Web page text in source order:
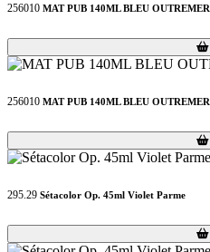
256010 MAT PUB 140ML BLEU OUTREMER
Loading...
Loading...
256010 MAT PUB 140ML BLEU OUTREMER
Loading...
Loading...
295.29 Sétacolor Op. 45ml Violet Parme
Loading...
Loading...